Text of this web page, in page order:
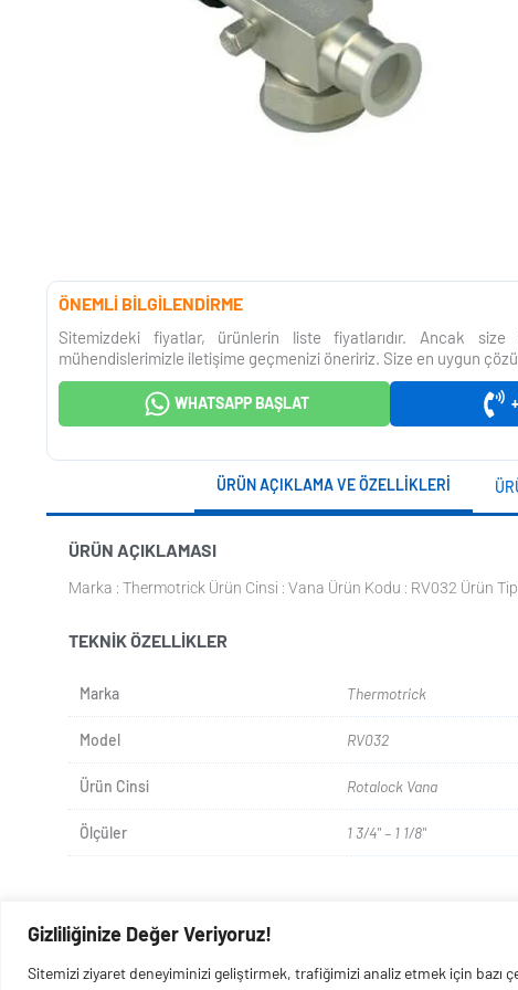
Gizliliğinize Değer Veriyoruz!
Sitemizi ziyaret deneyiminizi geliştirmek, trafiğimizi analiz etmek için bazı
ÖNEMLİ BİLGİLENDİRME
Sitemizdeki fiyatlar, ürünlerin liste fiyatlarıdır. Ancak
mühendislerimizle iletişime geçmenizi öneririz. Size en uygun
WHATSAPP BAŞLAT
ÜRÜN AÇIKLAMA VE ÖZELLIKLERI
ÜRÜN AÇIKLAMASI
Marka : Thermotrick Ürün Cinsi : Vana Ürün Kodu : RV032 Ürün
TEKNIK ÖZELLIKLER
Marka Thermotrick
Model RV032
Ürün Cinsi Rotalock Vana
Ölçüler 1 3/4" – 1 1/8"